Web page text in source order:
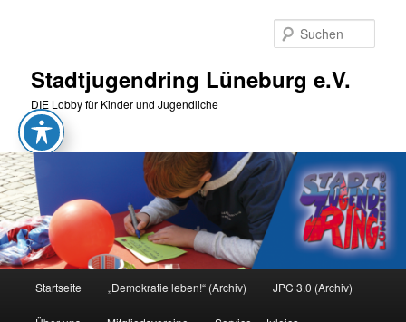
Stadtjugendring Lüneburg e.V.
DIE Lobby für Kinder und Jugendliche
Startseite „Demokratie leben!“ (Archiv) JPC 3.0 (Archiv)